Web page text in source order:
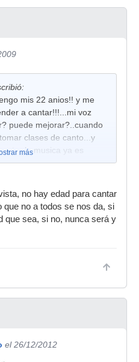
mis 22 anios!! y me
a cantar!!!...mi voz
puede mejorar?..cuando
clases de canto...y
la musica ya es
más
no hay edad para cantar
que no a todos se nos da, si
que sea, si no, nunca será y
el 26/12/2012